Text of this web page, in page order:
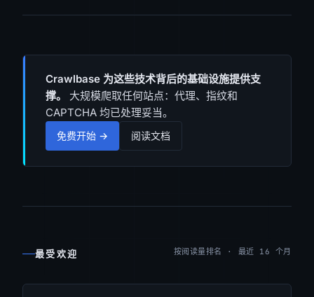
Crawlbase 为这些技术背后的基础设施提供支
撑。
大规模爬取任何站点：代理、指纹和
CAPTCHA 均已处理妥当。
免费开始 → 阅读文档
最受欢迎 按阅读量排名 · 最近 16 个月